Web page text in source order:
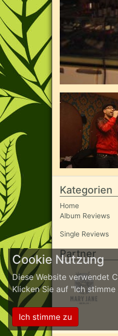
Kategorien
Home
Album Reviews
Single Reviews
Partner
Cookie Nutzung
Diese Website verwendet
Klicken Sie auf "Ich
Ich stimme zu